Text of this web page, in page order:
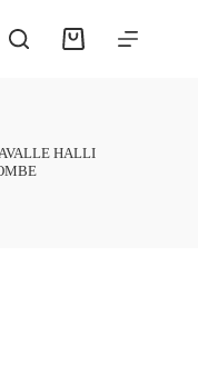
multiple
Shopping
HALLI